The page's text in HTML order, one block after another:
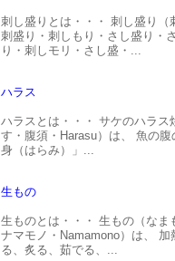
刺し盛りとは・・・ 刺し盛り（
刺盛り・刺しもり・さし盛り・
り・刺しモリ・さし盛・...
ハラス
ハラスとは・・・ サケのハラス
す・腹須・Harasu）は、 魚の
身（はらみ）」...
生もの
生ものとは・・・ 生もの（なま
ナマモノ・Namamono）は、 加
る、炙る、茹でる、...